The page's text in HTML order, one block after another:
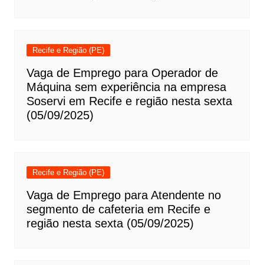
Recife e Região (PE)
Vaga de Emprego para Operador de
Máquina sem experiência na empresa
Soservi em Recife e região nesta sexta
(05/09/2025)
Recife e Região (PE)
Vaga de Emprego para Atendente no
segmento de cafeteria em Recife e
região nesta sexta (05/09/2025)